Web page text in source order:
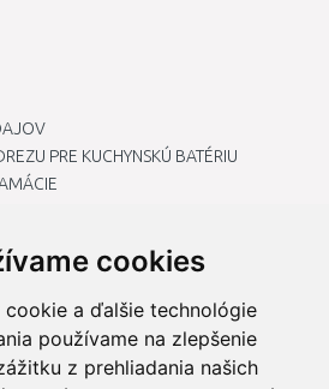
cookies
cookie a ďalšie technológie
používame na zlepšenie
z prehliadania našich
PRE KUCHYNSKÚ BATÉRIU
COOKIES